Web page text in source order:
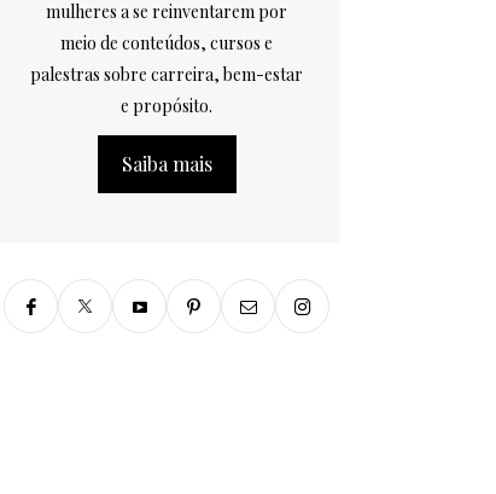
mulheres a se reinventarem por
meio de conteúdos, cursos e
palestras sobre carreira, bem-estar
e propósito.
Saiba mais